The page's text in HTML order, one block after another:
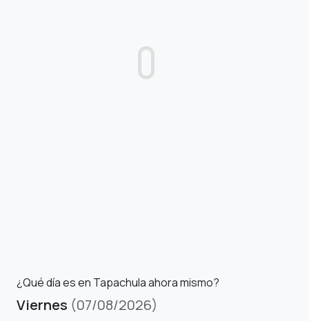
¿Qué día es en Tapachula ahora mismo?
Viernes (07/08/2026)